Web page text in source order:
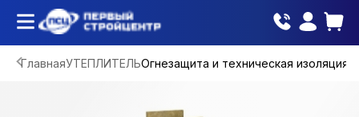
ГлавнаяУТЕПЛИТЕЛЬОгнезащита и техническая изоляция